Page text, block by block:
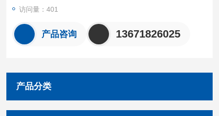
访问量：401
产品咨询 13671826025
产品分类